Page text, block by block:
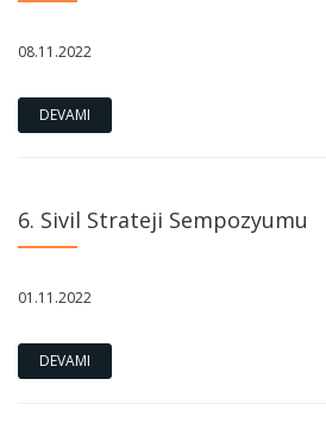
08.11.2022
DEVAMI
6. Sivil Strateji Sempozyumu
01.11.2022
DEVAMI